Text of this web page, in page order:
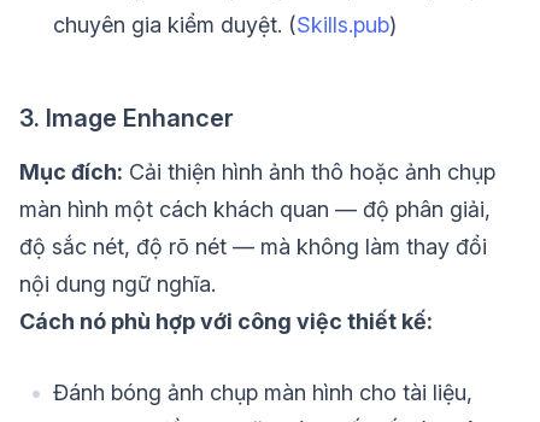
chuyên gia kiểm duyệt. (Skills.pub)
3. Image Enhancer
Mục đích: Cải thiện hình ảnh thô hoặc ảnh chụp
màn hình một cách khách quan — độ phân giải,
độ sắc nét, độ rõ nét — mà không làm thay đổi
nội dung ngữ nghĩa.
Cách nó phù hợp với công việc thiết kế:
Đánh bóng ảnh chụp màn hình cho tài liệu,